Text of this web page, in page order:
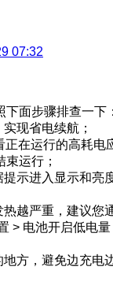
07:32
下面步骤排查一下
现省电续航；
正在运行的高耗电
运行；
示进入显示和亮
越严重，建议您
> 电池开启低电量
方，避免边充电